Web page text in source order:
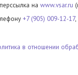
на www.vsar.ru
+7 (905) 009-12-17
в отношении